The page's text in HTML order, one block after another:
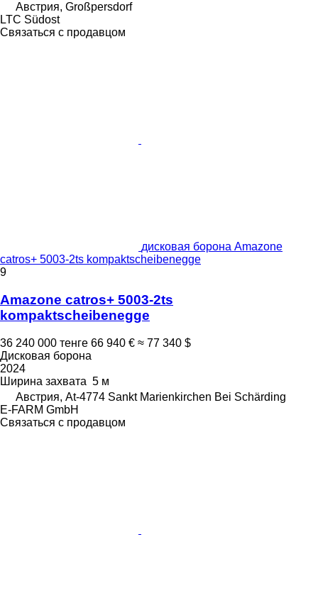
Австрия, Großpersdorf
LTC Südost
Связаться с продавцом
дисковая борона Amazone
catros+ 5003-2ts kompaktscheibenegge
9
Amazone catros+ 5003-2ts
kompaktscheibenegge
36 240 000 тенге 66 940 € ≈ 77 340 $
Дисковая борона
2024
Ширина захвата 5 м
Австрия, At-4774 Sankt Marienkirchen Bei Schärding
E-FARM GmbH
Связаться с продавцом